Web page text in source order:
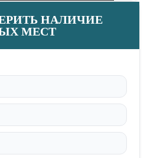
НАЛИЧИЕ
МЕСТ